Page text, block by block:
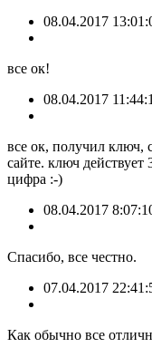
08.04.2017
все ок!
08.04.2017
все ок, получил ключ,
сайте. ключ действует
цифра :-)
08.04.2017
Спасибо, все честно.
07.04.2017
Как обычно все